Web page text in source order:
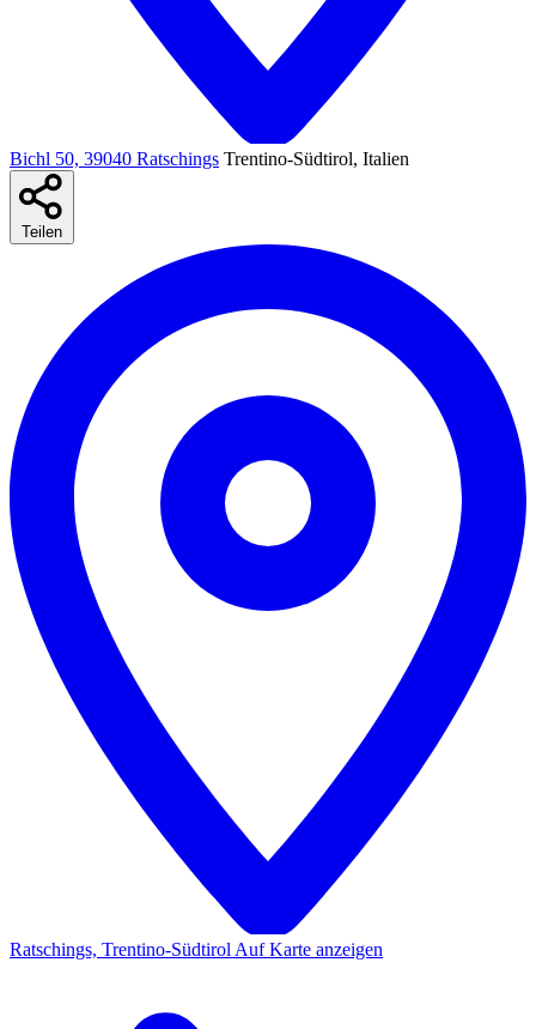
Bichl 50, 39040 Ratschings Trentino-Südtirol, Italien
Teilen
Ratschings, Trentino-Südtirol Auf Karte anzeigen